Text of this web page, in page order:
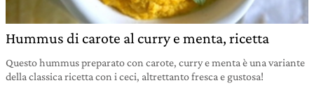
Hummus di carote al curry e menta, ricetta
Questo hummus preparato con carote, curry e menta è una variante
della classica ricetta con i ceci, altrettanto fresca e gustosa!